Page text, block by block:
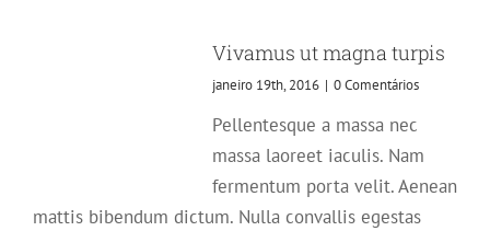
Vivamus ut magna turpis
janeiro 19th, 2016 | 0 Comentários
Pellentesque a massa nec
massa laoreet iaculis. Nam
fermentum porta velit. Aenean
mattis bibendum dictum. Nulla convallis egestas